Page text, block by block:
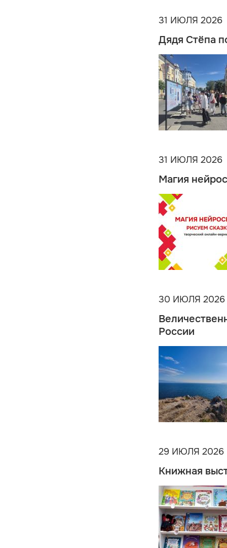
31 ИЮЛЯ 2026
Дядя Стёпа
31 ИЮЛЯ 2026
Магия
30 ИЮЛЯ 2026
России
29 ИЮЛЯ 2026
Книжная